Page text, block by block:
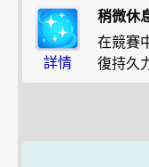
詳情
稍微休
在競賽
復持久